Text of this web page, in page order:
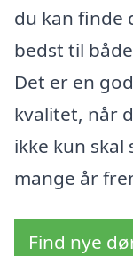
du kan finde
bedst til
Det er en
kvalitet, når
ikke kun skal
mange år
Find nye